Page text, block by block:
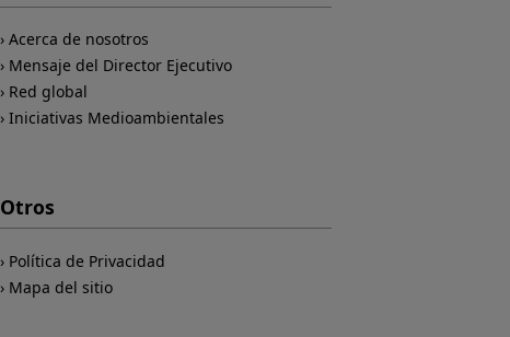
Acerca de nosotros
Mensaje del Director Ejecutivo
Red global
Iniciativas Medioambientales
Otros
Política de Privacidad
Mapa del sitio